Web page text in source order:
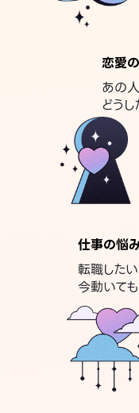
恋愛
あの
どう
仕事の悩
転職したい
今動いて